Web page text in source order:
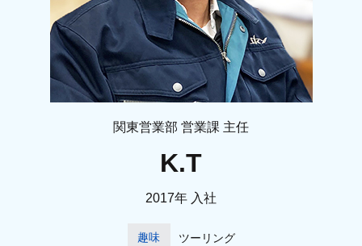
関東営業部 営業課 主任
K.T
2017年 入社
趣味 ツーリング